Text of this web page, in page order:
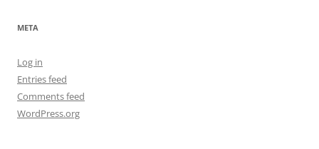
META
Log in
Entries feed
Comments feed
WordPress.org